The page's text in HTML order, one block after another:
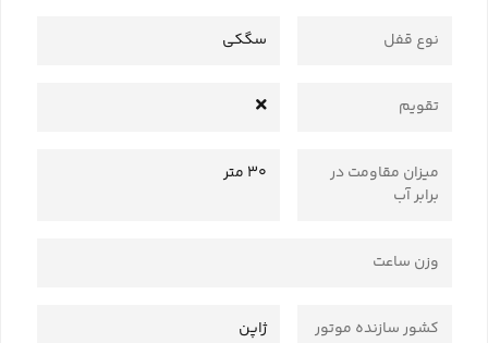
نوع قفل سگکی
تقویم
میزان مقاومت در
برابر آب
30 متر
وزن ساعت
کشور سازنده موتور ژاپن